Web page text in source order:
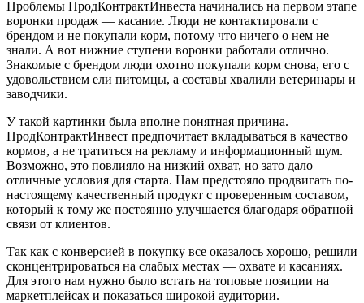
Проблемы ПродКонтрактИнвеста начинались на первом этапе
воронки продаж — касание. Люди не контактировали с
брендом и не покупали корм, потому что ничего о нем не
знали. А вот нижние ступени воронки работали отлично.
Знакомые с брендом люди охотно покупали корм снова, его с
удовольствием ели питомцы, а составы хвалили ветеринары и
заводчики.
У такой картинки была вполне понятная причина.
ПродКонтрактИнвест предпочитает вкладываться в качество
кормов, а не тратиться на рекламу и информационный шум.
Возможно, это повлияло на низкий охват, но зато дало
отличные условия для старта. Нам предстояло продвигать по-
настоящему качественный продукт с проверенным составом,
который к тому же постоянно улучшается благодаря обратной
связи от клиентов.
Так как с конверсией в покупку все оказалось хорошо, решили
сконцентрироваться на слабых местах — охвате и касаниях.
Для этого нам нужно было встать на топовые позиции на
маркетплейсах и показаться широкой аудитории.